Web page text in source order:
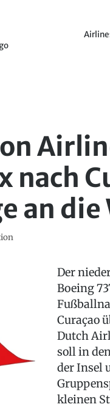
nach
an die
Der
Boeing
Curaçao
Dutch
soll in
der Insel
kleinen